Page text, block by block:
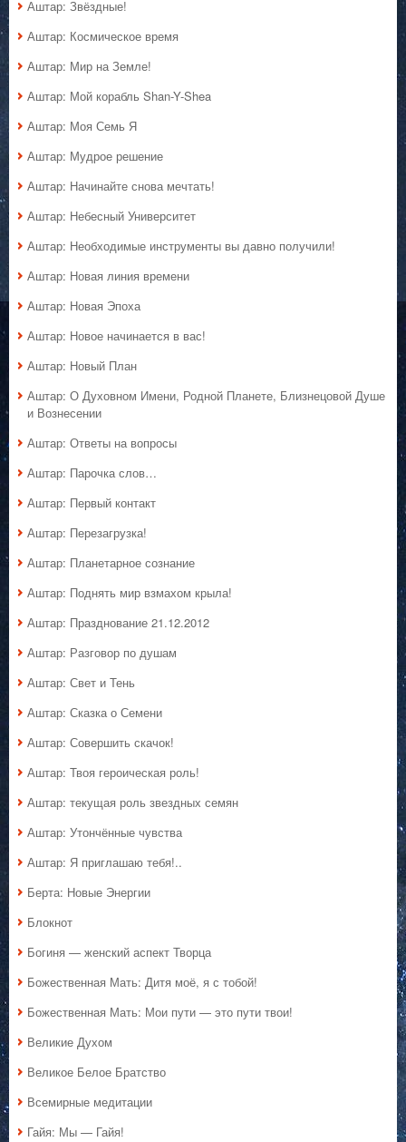
Аштар: Звёздные!
Аштар: Космическое время
Аштар: Мир на Земле!
Аштар: Мой корабль Shan-Y-Shea
Аштар: Моя Семь Я
Аштар: Мудрое решение
Аштар: Начинайте снова мечтать!
Аштар: Небесный Университет
Аштар: Необходимые инструменты вы давно получили!
Аштар: Новая линия времени
Аштар: Новая Эпоха
Аштар: Новое начинается в вас!
Аштар: Новый План
Аштар: О Духовном Имени, Родной Планете, Близнецовой Душе
и Вознесении
Аштар: Ответы на вопросы
Аштар: Парочка слов…
Аштар: Первый контакт
Аштар: Перезагрузка!
Аштар: Планетарное сознание
Аштар: Поднять мир взмахом крыла!
Аштар: Празднование 21.12.2012
Аштар: Разговор по душам
Аштар: Свет и Тень
Аштар: Сказка о Семени
Аштар: Совершить скачок!
Аштар: Твоя героическая роль!
Аштар: текущая роль звездных семян
Аштар: Утончённые чувства
Аштар: Я приглашаю тебя!..
Берта: Новые Энергии
Блокнот
Богиня — женский аспект Творца
Божественная Мать: Дитя моё, я с тобой!
Божественная Мать: Мои пути — это пути твои!
Великие Духом
Великое Белое Братство
Всемирные медитации
Гайя: Мы — Гайя!